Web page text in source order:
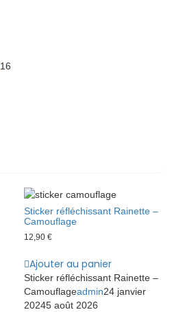
16
Sticker réfléchissant Rainette –
Camouflage
12,90€
Ajouter au panier
Sticker réfléchissant Rainette –
Camouflageadmin24 janvier
20245 août 2026